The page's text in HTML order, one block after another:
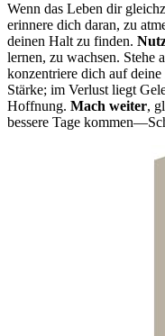
Wenn das Leben dir
erinnere dich daran, zu
deinen Halt zu finden.
lernen, zu wachsen. Stehe
konzentriere dich auf
Stärke; im Verlust liegt
Hoffnung. Mach weiter,
bessere Tage